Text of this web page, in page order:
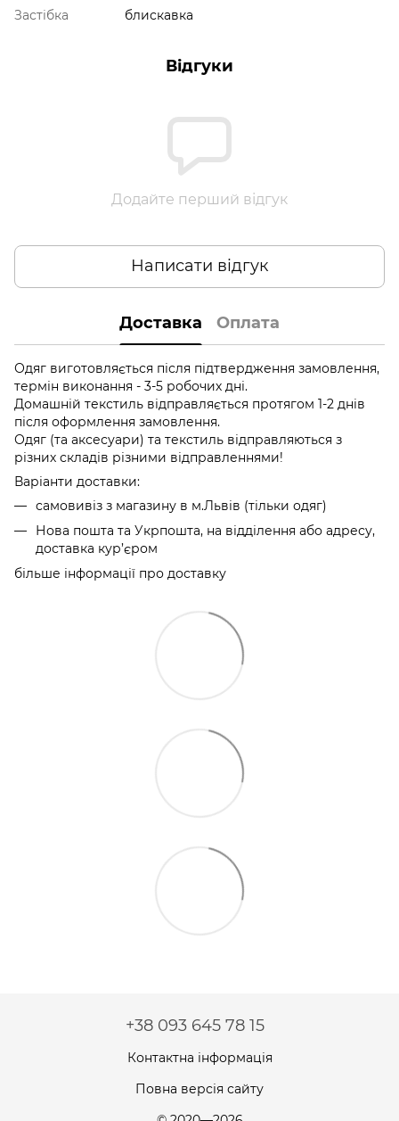
Застібка
блискавка
Відгуки
Додайте перший відгук
Написати відгук
Доставка Оплата
Одяг виготовляється після підтвердження замовлення,
термін виконання - 3-5 робочих дні.
Домашній текстиль відправляється протягом 1-2 днів
після оформлення замовлення.
Одяг (та аксесуари) та текстиль відправляються з
різних складів різними відправленнями!
Варіанти доставки:
самовивіз з магазину в м.Львів (тільки одяг)
Нова пошта та Укрпошта, на відділення або адресу,
доставка кур’єром
більше інформації про доставку
+38 093 645 78 15
Контактна інформація
Повна версія сайту